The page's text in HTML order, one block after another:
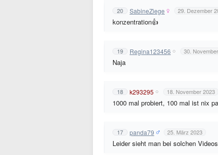
20 SabineZiege 29. Dezember
konzentration👍
19 Regina123456 30.
Naja
18 k293295 18. November 2023
1000 mal probiert, 100 mal ist nix
17 panda79 25. März 2023
Leider sieht man bei solchen